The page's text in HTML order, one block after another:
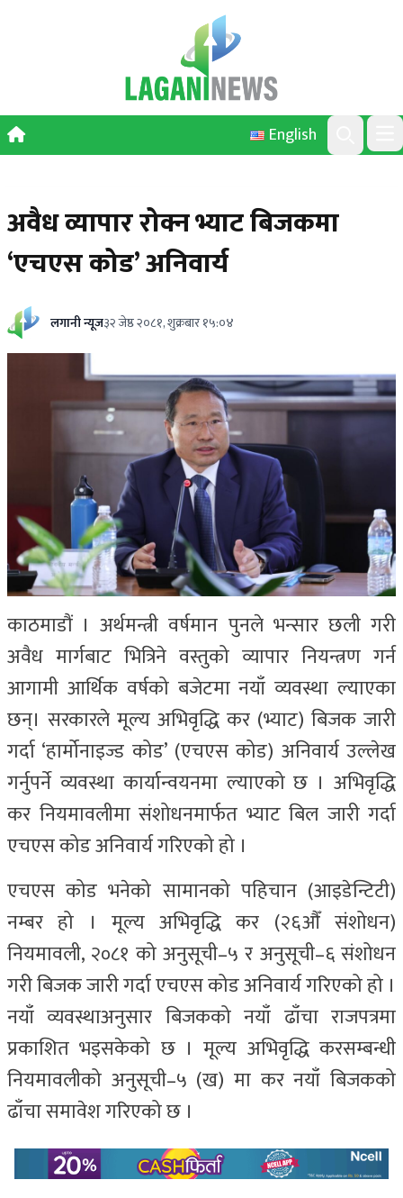
English
Search
अवैध व्यापार रोक्न भ्याट बिजकमा
‘एचएस कोड’ अनिवार्य
लगानी न्यूज३२ जेष्ठ २०८१, शुक्रबार १५:०४
काठमाडौं । अर्थमन्त्री वर्षमान पुनले भन्सार छली गरी
अवैध मार्गबाट भित्रिने वस्तुको व्यापार नियन्त्रण गर्न
आगामी आर्थिक वर्षको बजेटमा नयाँ व्यवस्था ल्याएका
छन्। सरकारले मूल्य अभिवृद्धि कर (भ्याट) बिजक जारी
गर्दा ‘हार्मोनाइज्ड कोड’ (एचएस कोड) अनिवार्य उल्लेख
गर्नुपर्ने व्यवस्था कार्यान्वयनमा ल्याएको छ । अभिवृद्धि
कर नियमावलीमा संशोधनमार्फत भ्याट बिल जारी गर्दा
एचएस कोड अनिवार्य गरिएको हो ।
एचएस कोड भनेको सामानको पहिचान (आइडेन्टिटी)
नम्बर हो । मूल्य अभिवृद्धि कर (२६औँ संशोधन)
नियमावली, २०८१ को अनुसूची–५ र अनुसूची–६ संशोधन
गरी बिजक जारी गर्दा एचएस कोड अनिवार्य गरिएको हो ।
नयाँ व्यवस्थाअनुसार बिजकको नयाँ ढाँचा राजपत्रमा
प्रकाशित भइसकेको छ । मूल्य अभिवृद्धि करसम्बन्धी
नियमावलीको अनुसूची–५ (ख) मा कर नयाँ बिजकको
ढाँचा समावेश गरिएको छ ।